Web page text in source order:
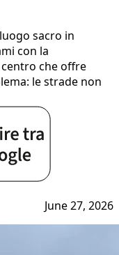
sacro in
con la
che offre
le strade non
June 27, 2026